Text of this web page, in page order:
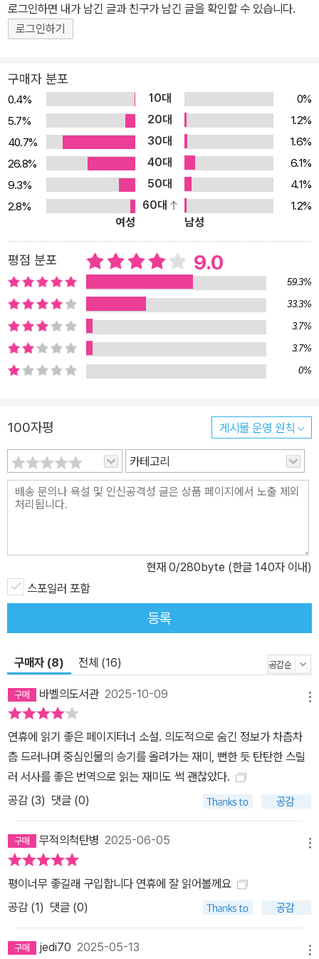
로 시작한다. 다정한 남자친구 라이언이 소유한 멋진 2층집에서, 라
이언과 어린 시절부터 알고 지낸 친구들을 불러 모아 값비싼 와인과
비록 라이언의 친구들이 에비가 돈을 노리고 접근했을지 모른다는 의
심이 가득한 눈초리를 보내며 과거를 캐내려는 집요한 질문을 쏟아내
긴 하지만, 그 정도는 참아줄 수 있다. 그러던 어느 날, 꽤 완벽했던 에
비의 일상에 예상치 못한 폭탄이 떨어진다. 라이언과 함께 참석한 한
행사에서 라이언의 옛친구 제임스와 제임스의 여자친구인 루카 마리
노를 만난 것이다. 노스캐롤라이나 이든 출신에 어머니는 암으로 돌
아가셨다는 루카 마리노를 만난 직후 에비는 패닉에 빠지고 만다. 왜
냐하면 에비 본인이 바로 노스캐롤라니아 이든 출신에 어머니는 암으
재하지 않는다. 그 이름은 그저 표적인 라이언에게 접근하기 위해 새
롭게 받은 신원일 뿐이다. 8년 전 도둑질로 먹고살던 주인공은 경찰
에 덜미를 잡히고, 그때 스미스 씨라는 미지의 인물이 그녀를 꺼내주
면서 이 일을 시작하게 되었다. 새로운 임무를 받으면, 우선 파견될 도
시와 표적의 이름이 전달된다. 표적에 관한 정보를 습득하고 나면 이
제 작업에 사용할 신원이 주어진다. 이름, 배경, 그리고 그 신원의 신
엇이든 완수해낸다. 이번 임무는 표적인 라이언에게 접근해 연인이
되고 그의 사업과 관련된 정보를 빼내는 것이었다. 라이언에 대한 마
음이 생기며 내적 갈등을 겪긴 했지만 어쨌든 겉으로는 스미스 씨의
지시를 착실하게 이행해왔는데, 그녀의 진짜 신원을 사칭한 인물이
나타났다는 것은 뭔가가 잘못되어도 한참 잘못되었다는 뜻이다. 불길
의 작업을 본격적으로 궤도에 올리기 시작한다. “스릴러에 기대하는
모든 것을 갖춘 빠른 템포의 소설.” _리즈 위더스푼 소설은 주인공이
에비 포터가 되어 라이언의 연인 역할을 수행하는 현재와, 8년 전 처
음 스미스 씨를 알게 된 것을 시작으로 매번 다른 이름과 직업을 가진
다. 어느 가족의 베이비시터로 취직해 금고에 든 플래시드라이브를
바꿔치기하는 비교적 작은 일부터 보안이 철저한 저택에 잠입해 미술
품을 빼내는 좀더 위험한 일까지, 주인공이 수행하는 작전 하나하나
는 신분 위장, 위장 취업, 보안시설 해킹 등 다채로운 장르적 요소를
선보이며 첩보물이 줄 수 있는 긴장감과 재미를 선사한다. 더불어 현
재의 주요 스토리라인을 형성하는 주인공과 보스의 두뇌 싸움은 반전
다고는 할 수 없지만 어쩐지 호감이 가는 똑똑하고 실행력 있는 주인
무서운 흡인력으로 속도감 있게 읽히는 이야기와 더없이 깔끔하고 만
족스러운 결말까지, 그야말로 우리가 장르소설을 읽으며 기대할 법한
모든 것을 갖춘 작품이다.
로그인하면 내가 남긴 글과 친구가 남긴 글을 확인할 수 있습니다.
로그인하기
구매자 분포
0.4% 10대
0%
5.7%
20대
1.2%
40.7%
30대
1.6%
26.8%
40대
6.1%
9.3%
50대
4.1%
2.8%
60대
1.2%
여성
남성
평점 분포 9.0
59.3%
33.3%
3.7%
3.7%
0%
100자평 게시물 운영 원칙
카테고리
현재 0/280byte (한글 140자 이내)
스포일러 포함
등록
구매자 (8) 전체 (16)
바벨의도서관 2025-10-09
연휴에 읽기 좋은 페이지터너 소설. 의도적으로 숨긴 정보가 차츰차
츰 드러나며 중심인물의 승기를 올려가는 재미, 뻔한 듯 탄탄한 스릴
러 서사를 좋은 번역으로 읽는 재미도 썩 괜찮았다.
공감 (3) 댓글 (0)
무적의척탄병 2025-06-05
평이너무 좋길래 구입합니다 연휴에 잘 읽어볼께요
공감 (1) 댓글 (0)
jedi70 2025-05-13